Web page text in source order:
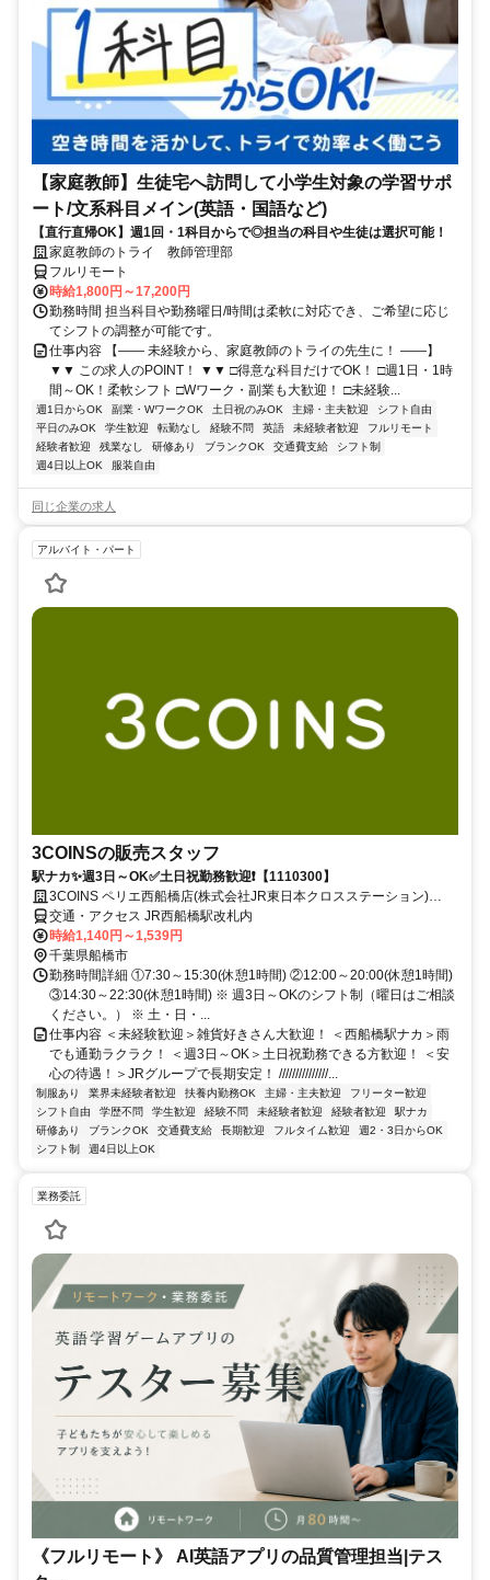
【家庭教師】生徒宅へ訪問して小学生対象の学習サポ
ート/文系科目メイン(英語・国語など)
【直行直帰OK】週1回・1科目からで◎担当の科目や生徒は選択可能！
家庭教師のトライ 教師管理部
フルリモート
時給1,800円～17,200円
勤務時間 担当科目や勤務曜日/時間は柔軟に対応でき、ご希望に応じ
てシフトの調整が可能です。
仕事内容 【―― 未経験から、家庭教師のトライの先生に！ ――】
▼▼ この求人のPOINT！ ▼▼ □得意な科目だけでOK！ □週1日・1時
間～OK！柔軟シフト □Wワーク・副業も大歓迎！ □未経験...
週1日からOK 副業・WワークOK 土日祝のみOK 主婦・主夫歓迎
シフト自由
平日のみOK
学生歓迎 転勤なし 経験不問 英語 未経験者歓迎
フルリモート
経験者歓迎
残業なし 研修あり ブランクOK 交通費支給
シフト制
週4日以上OK
服装自由
同じ企業の求人
アルバイト・パート
3COINSの販売スタッフ
駅ナカ✨週3日～OK✅土日祝勤務歓迎❗【1110300】
3COINS ペリエ西船橋店(株式会社JR東日本クロスステーション)
【1110300】
交通・アクセス JR西船橋駅改札内
時給1,140円～1,539円
千葉県船橋市
勤務時間詳細 ①7:30～15:30(休憩1時間) ②12:00～20:00(休憩1時間)
③14:30～22:30(休憩1時間) ※ 週3日～OKのシフト制（曜日はご相談
ください。） ※ 土・日・...
仕事内容 ＜未経験歓迎＞雑貨好きさん大歓迎！ ＜西船橋駅ナカ＞雨
でも通勤ラクラク！ ＜週3日～OK＞土日祝勤務できる方歓迎！ ＜安
心の待遇！＞JRグループで長期安定！ ///////////////...
制服あり 業界未経験者歓迎 扶養内勤務OK 主婦・主夫歓迎
フリーター歓迎
シフト自由
学歴不問 学生歓迎 経験不問 未経験者歓迎 経験者歓迎
駅ナカ
研修あり
ブランクOK 交通費支給 長期歓迎 フルタイム歓迎
週2・3日からOK
シフト制
週4日以上OK
業務委託
《フルリモート》 AI英語アプリの品質管理担当|テス